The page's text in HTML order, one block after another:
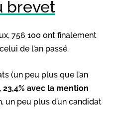
brevet
756 100 ont finalement
de l’an passé.
(un peu plus que l’an
23,4% avec la mention
un peu plus d’un candidat